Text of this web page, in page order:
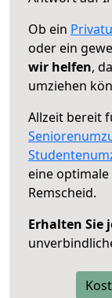
Ob ein
oder ein
wir helfen,
umziehen
Allzeit bereit
eine optimale
Remscheid.
Erhalten Sie